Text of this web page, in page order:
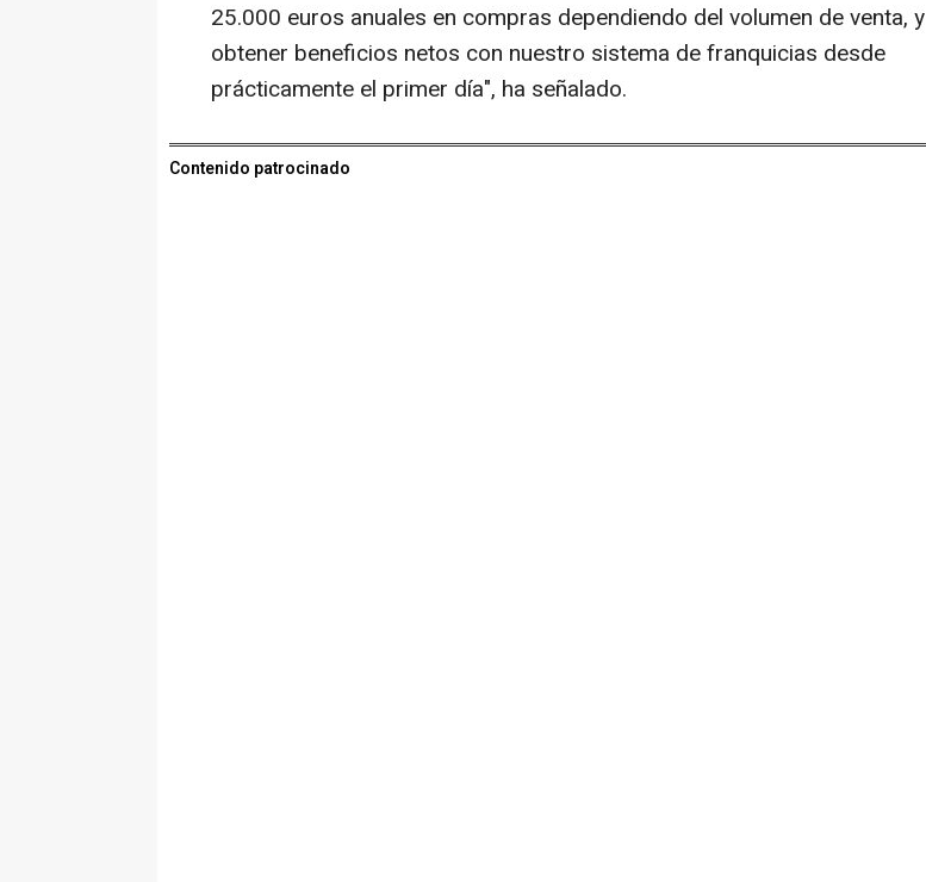
25.000 euros anuales en compras dependiendo del volumen de venta, y
obtener beneficios netos con nuestro sistema de franquicias desde
prácticamente el primer día", ha señalado.
Contenido patrocinado